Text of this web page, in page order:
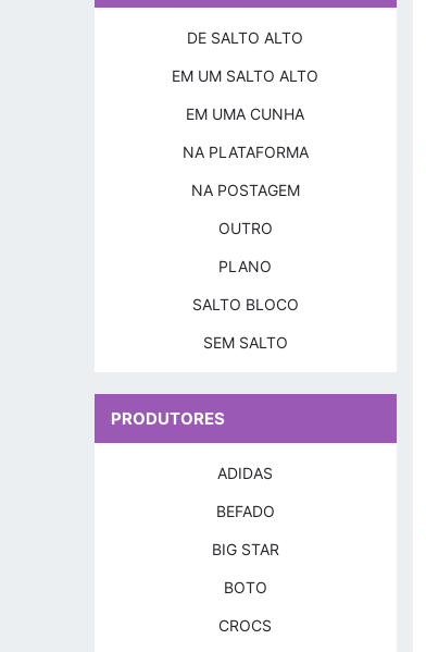
DE SALTO ALTO
EM UM SALTO ALTO
EM UMA CUNHA
NA PLATAFORMA
NA POSTAGEM
OUTRO
PLANO
SALTO BLOCO
SEM SALTO
PRODUTORES
ADIDAS
BEFADO
BIG STAR
BOTO
CROCS